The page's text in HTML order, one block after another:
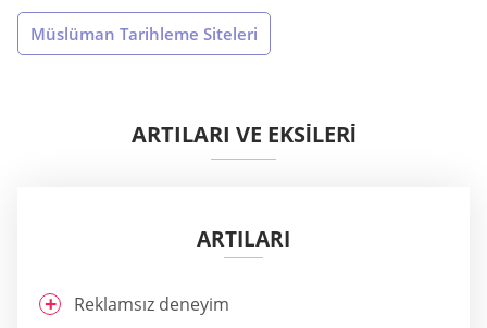
Müslüman Tarihleme Siteleri
ARTILARI VE EKSİLERİ
ARTILARI
Reklamsız deneyim